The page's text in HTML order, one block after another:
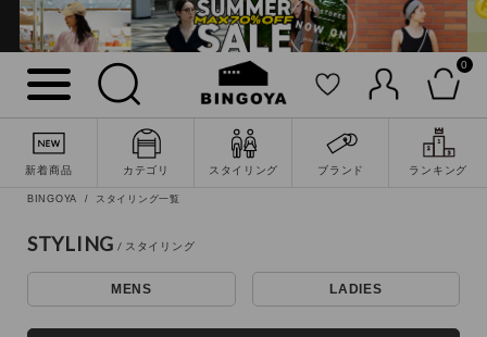
0
新着商品 カテゴリ スタイリング ブランド ランキング
詳細検索
キーワード
BINGOYA スタイリング一覧
STYLING
MENS LADIES